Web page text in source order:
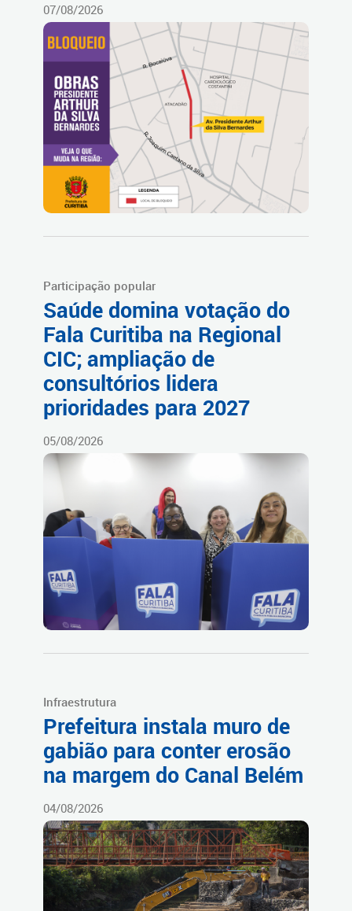
07/08/2026
Participação popular
Saúde domina votação do
Fala Curitiba na Regional
CIC; ampliação de
consultórios lidera
prioridades para 2027
05/08/2026
Infraestrutura
Prefeitura instala muro de
gabião para conter erosão
na margem do Canal Belém
04/08/2026